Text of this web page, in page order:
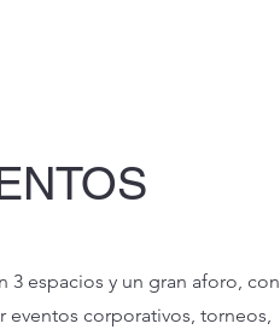
3 espacios y un gran aforo, con
eventos corporativos, torneos,